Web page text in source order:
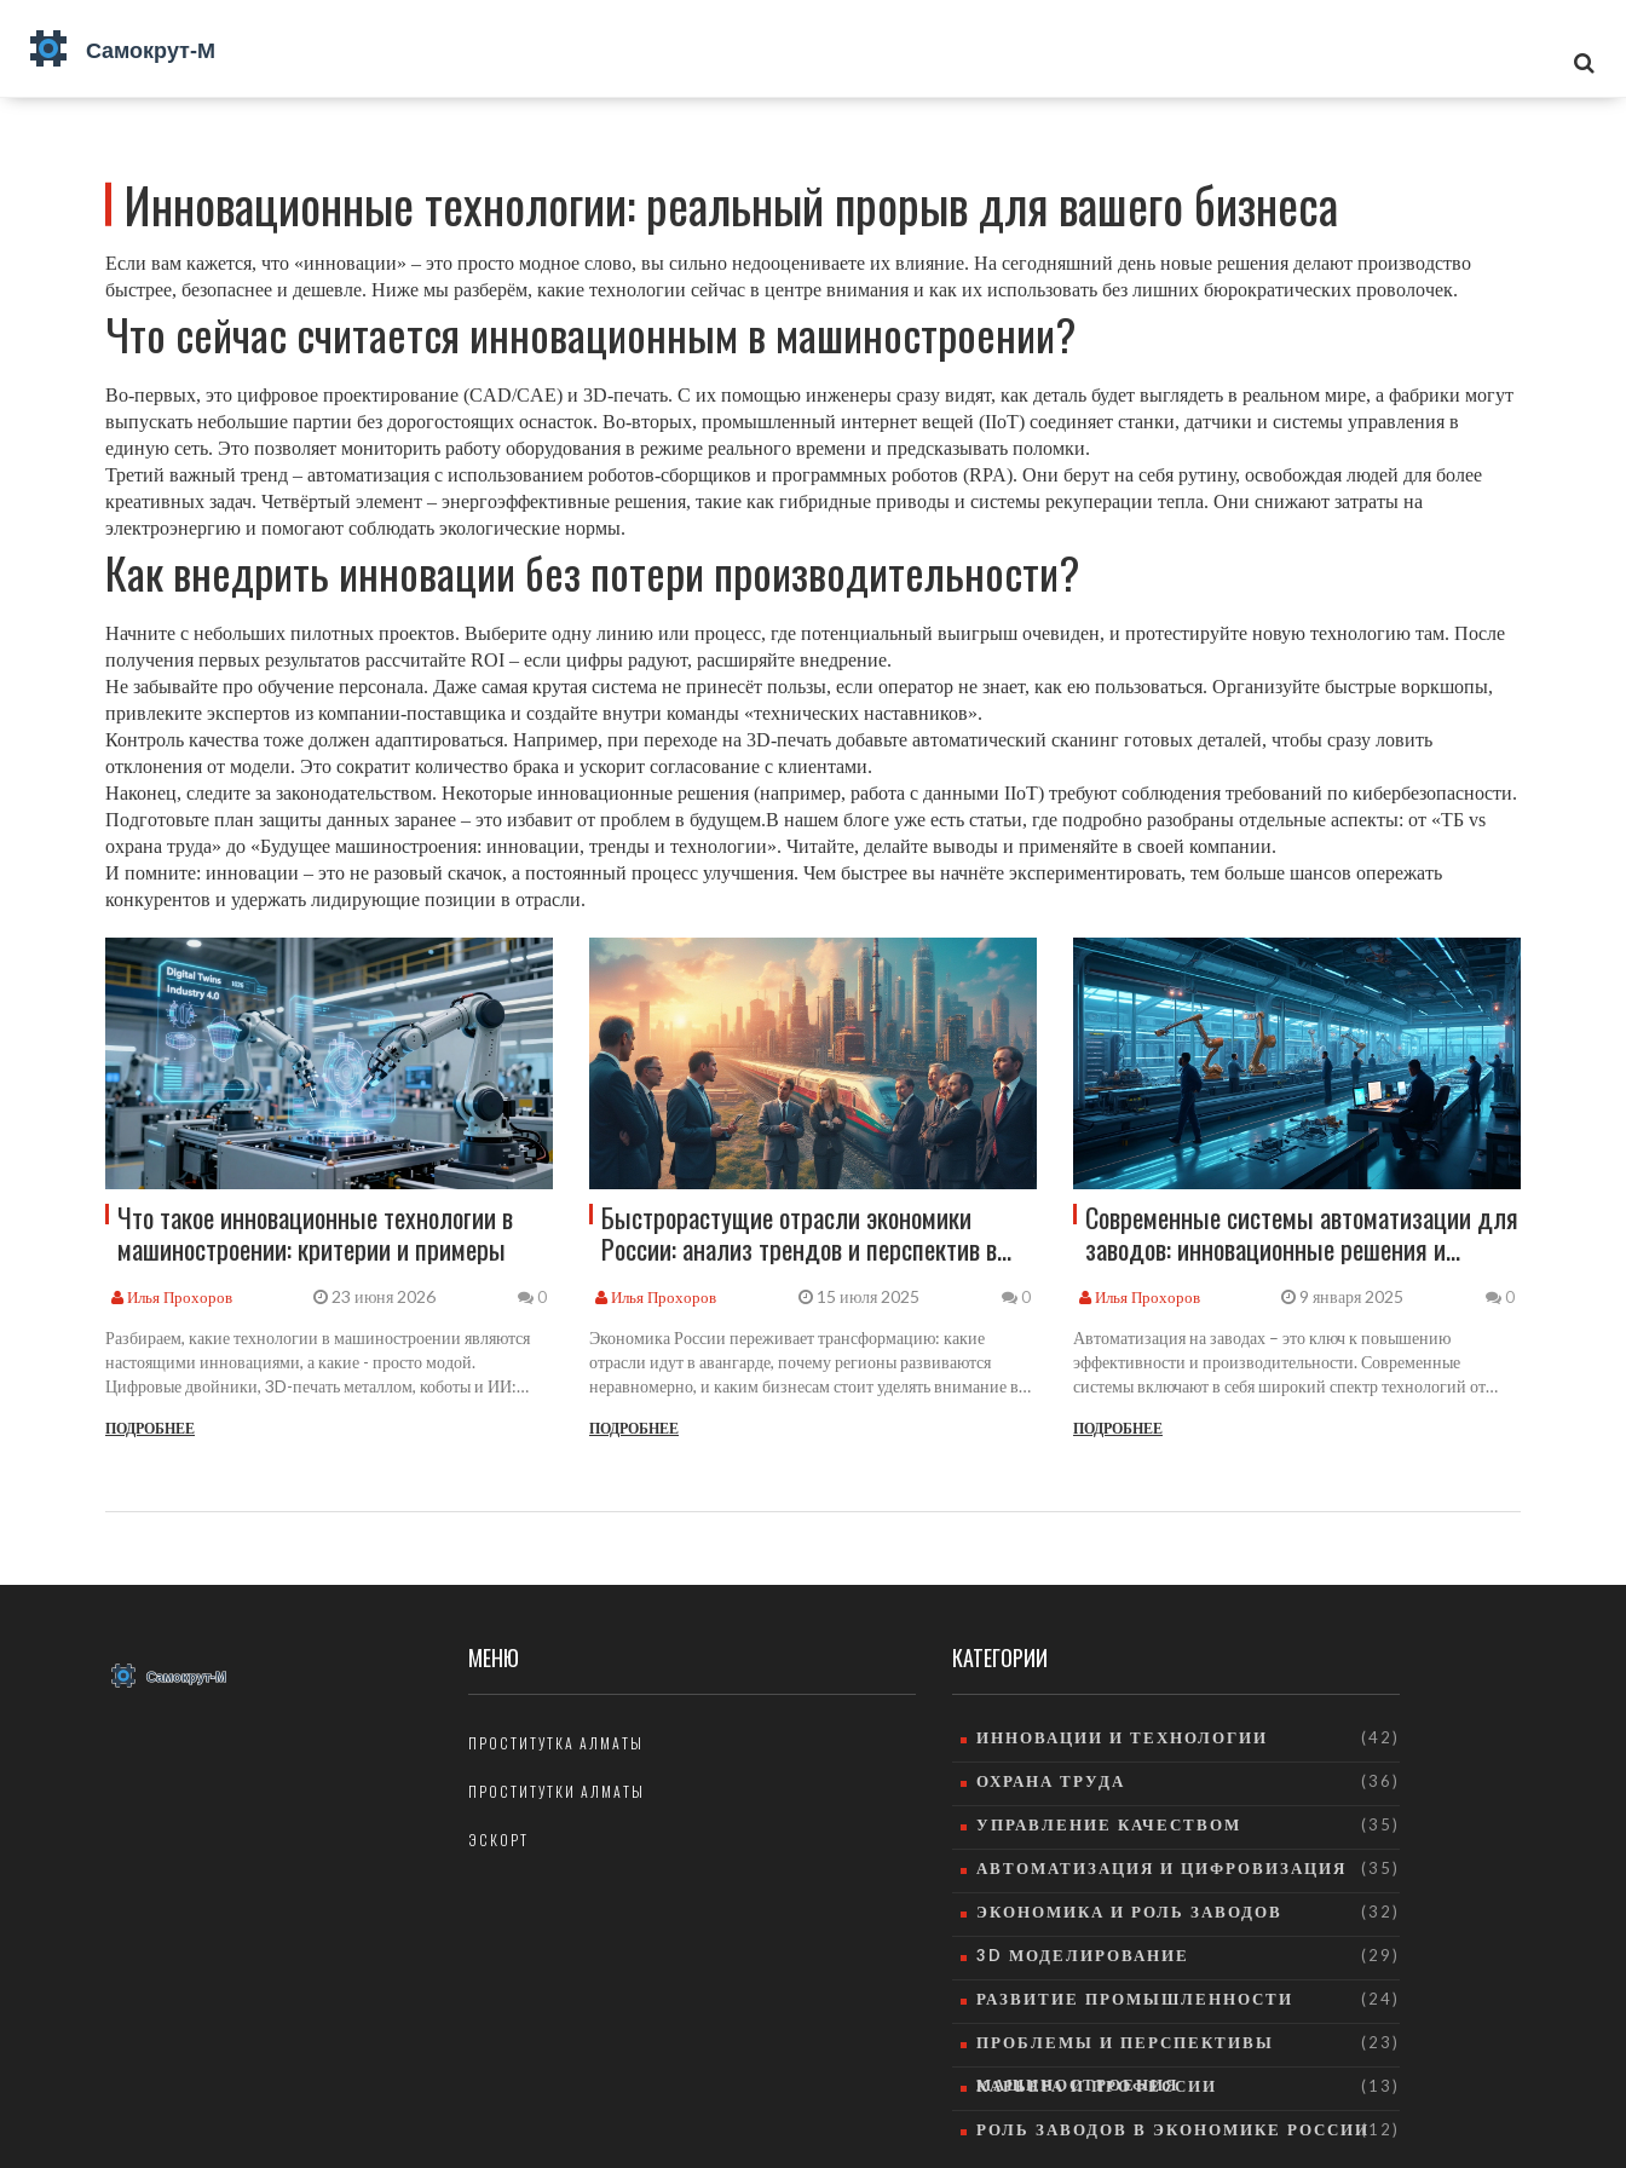
Инновационные технологии: реальный прорыв для вашего бизнеса
Если вам кажется, что «инновации» – это просто модное слово, вы сильно недооцениваете их влияние. На сегодняшний день новые решения делают производство
быстрее, безопаснее и дешевле. Ниже мы разберём, какие технологии сейчас в центре внимания и как их использовать без лишних бюрократических проволочек.
Что сейчас считается инновационным в машиностроении?
Во-первых, это цифровое проектирование (CAD/CAE) и 3D‑печать. С их помощью инженеры сразу видят, как деталь будет выглядеть в реальном мире, а фабрики могут
выпускать небольшие партии без дорогостоящих оснасток. Во-вторых, промышленный интернет вещей (IIoT) соединяет станки, датчики и системы управления в
единую сеть. Это позволяет мониторить работу оборудования в режиме реального времени и предсказывать поломки.
Третий важный тренд – автоматизация с использованием роботов‑сборщиков и программных роботов (RPA). Они берут на себя рутину, освобождая людей для более
креативных задач. Четвёртый элемент – энергоэффективные решения, такие как гибридные приводы и системы рекуперации тепла. Они снижают затраты на
электроэнергию и помогают соблюдать экологические нормы.
Как внедрить инновации без потери производительности?
Начните с небольших пилотных проектов. Выберите одну линию или процесс, где потенциальный выигрыш очевиден, и протестируйте новую технологию там. После
получения первых результатов рассчитайте ROI – если цифры радуют, расширяйте внедрение.
Не забывайте про обучение персонала. Даже самая крутая система не принесёт пользы, если оператор не знает, как ею пользоваться. Организуйте быстрые воркшопы,
привлеките экспертов из компании‑поставщика и создайте внутри команды «технических наставников».
Контроль качества тоже должен адаптироваться. Например, при переходе на 3D‑печать добавьте автоматический сканинг готовых деталей, чтобы сразу ловить
отклонения от модели. Это сократит количество брака и ускорит согласование с клиентами.
Наконец, следите за законодательством. Некоторые инновационные решения (например, работа с данными IIoT) требуют соблюдения требований по кибербезопасности.
Подготовьте план защиты данных заранее – это избавит от проблем в будущем.В нашем блоге уже есть статьи, где подробно разобраны отдельные аспекты: от «ТБ vs
охрана труда» до «Будущее машиностроения: инновации, тренды и технологии». Читайте, делайте выводы и применяйте в своей компании.
И помните: инновации – это не разовый скачок, а постоянный процесс улучшения. Чем быстрее вы начнёте экспериментировать, тем больше шансов опережать
конкурентов и удержать лидирующие позиции в отрасли.
Что такое инновационные технологии в
машиностроении: критерии и примеры
Илья Прохоров 23 июня 2026 0
Разбираем, какие технологии в машиностроении являются
настоящими инновациями, а какие - просто модой.
Цифровые двойники, 3D-печать металлом, коботы и ИИ:
ПОДРОБНЕЕ
Быстрорастущие отрасли экономики
России: анализ трендов и перспектив в
Илья Прохоров 15 июля 2025 0
Экономика России переживает трансформацию: какие
отрасли идут в авангарде, почему регионы развиваются
неравномерно, и каким бизнесам стоит уделять внимание в
ПОДРОБНЕЕ
Современные системы автоматизации для
заводов: инновационные решения и
Илья Прохоров 9 января 2025 0
Автоматизация на заводах – это ключ к повышению
эффективности и производительности. Современные
системы включают в себя широкий спектр технологий от
интегрированных роботизированных систем. Различные
повышение гибкости производства. Понимание этих систем
ПОДРОБНЕЕ
МЕНЮ
ПРОСТИТУТКА АЛМАТЫ
ПРОСТИТУТКИ АЛМАТЫ
ЭСКОРТ
КАТЕГОРИИ
ИННОВАЦИИ И ТЕХНОЛОГИИ (42)
ОХРАНА ТРУДА (36)
УПРАВЛЕНИЕ КАЧЕСТВОМ (35)
АВТОМАТИЗАЦИЯ И ЦИФРОВИЗАЦИЯ (35)
ЭКОНОМИКА И РОЛЬ ЗАВОДОВ (32)
3D МОДЕЛИРОВАНИЕ (29)
РАЗВИТИЕ ПРОМЫШЛЕННОСТИ (24)
ПРОБЛЕМЫ И ПЕРСПЕКТИВЫ
МАШИНОСТРОЕНИЯ
(23)
КАРЬЕРА И ПРОФЕССИИ (13)
РОЛЬ ЗАВОДОВ В ЭКОНОМИКЕ РОССИИ(12)